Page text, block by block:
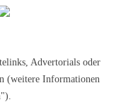
Advertorials oder
(weitere Informationen